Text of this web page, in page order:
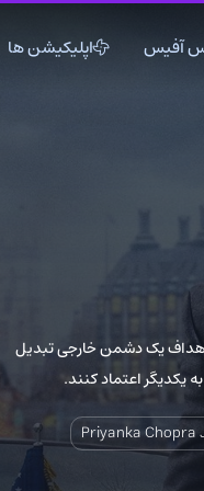
موزیکال
اپلیکیشن ها
خارجی تبدیل
کنند.